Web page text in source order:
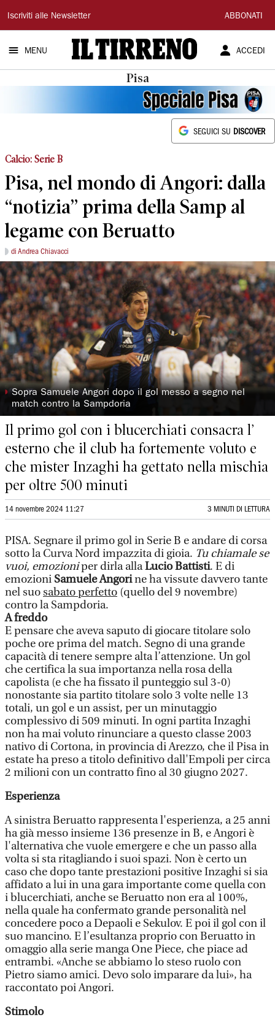
Il
Tirreno
Iscriviti alle Newsletter ABBONATI
MENU ACCEDI
Pisa
SEGUICI SU DISCOVER
Calcio: Serie B
Pisa, nel mondo di Angori: dalla
“notizia” prima della Samp al
legame con Beruatto
di Andrea Chiavacci
◗Sopra Samuele Angori dopo il gol messo a segno nel
match contro la Sampdoria
Il primo gol con i blucerchiati consacra l’
esterno che il club ha fortemente voluto e
che mister Inzaghi ha gettato nella mischia
per oltre 500 minuti
14 novembre 2024 11:27 3 MINUTI DI LETTURA
PISA. Segnare il primo gol in Serie B e andare di corsa
sotto la Curva Nord impazzita di gioia. Tu chiamale se
vuoi, emozioniper dirla allaLucio Battisti. E di
emozioni Samuele Angorine ha vissute davvero tante
nel suosabato perfetto (quello del 9 novembre)
contro la Sampdoria.
A freddo
E pensare che aveva saputo di giocare titolare solo
poche ore prima del match. Segno di una grande
capacità di tenere sempre alta l’attenzione. Un gol
che certifica la sua importanza nella rosa della
capolista (e che ha fissato il punteggio sul 3-0)
nonostante sia partito titolare solo 3 volte nelle 13
totali, un gol e un assist, per un minutaggio
complessivo di 509 minuti. In ogni partita Inzaghi
non ha mai voluto rinunciare a questo classe 2003
nativo di Cortona, in provincia di Arezzo, che il Pisa in
estate ha preso a titolo definitivo dall'Empoli per circa
2 milioni con un contratto fino al 30 giugno 2027.
Esperienza
A sinistra Beruatto rappresenta l'esperienza, a 25 anni
ha già messo insieme 136 presenze in B, e Angori è
l'alternativa che vuole emergere e che un passo alla
volta si sta ritagliando i suoi spazi. Non è certo un
caso che dopo tante prestazioni positive Inzaghi si sia
affidato a lui in una gara importante come quella con
i blucerchiati, anche se Beruatto non era al 100%,
nella quale ha confermato grande personalità nel
concedere poco a Depaoli e Sekulov. E poi il gol con il
suo mancino. E l’esultanza proprio con Beruatto in
omaggio alla serie manga One Piece, che piace ad
entrambi. «Anche se abbiamo lo steso ruolo con
Pietro siamo amici. Devo solo imparare da lui», ha
raccontato poi Angori.
Stimolo